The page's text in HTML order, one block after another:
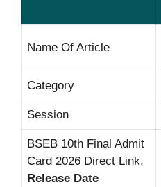
Name Of Article
Category
Session
BSEB 10th Final Admit
Card 2026 Direct Link,
Release Date